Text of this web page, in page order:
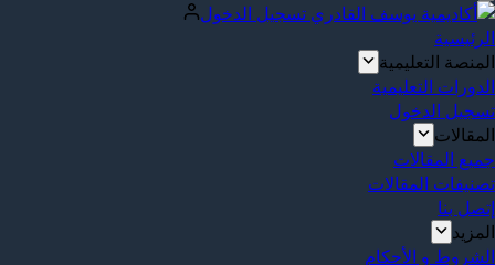
تسجيل الدخول
الرئيسية
المنصة التعليمية
الدورات التعليمية
تسجيل الدخول
المقالات
جميع المقالات
تصنيفات المقالات
إتصل بنا
المزيد
الشروط و الأحكام